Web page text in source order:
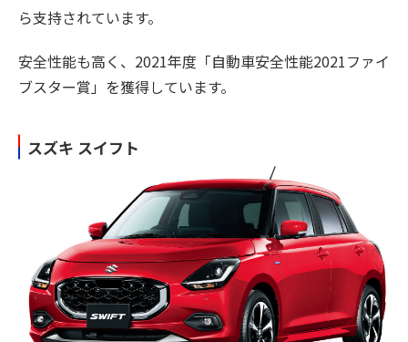
ら支持されています。
安全性能も高く、2021年度「自動車安全性能2021ファイ
ブスター賞」を獲得しています。
スズキ スイフト